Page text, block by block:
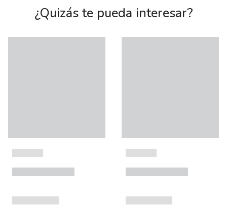
¿Quizás te pueda interesar?